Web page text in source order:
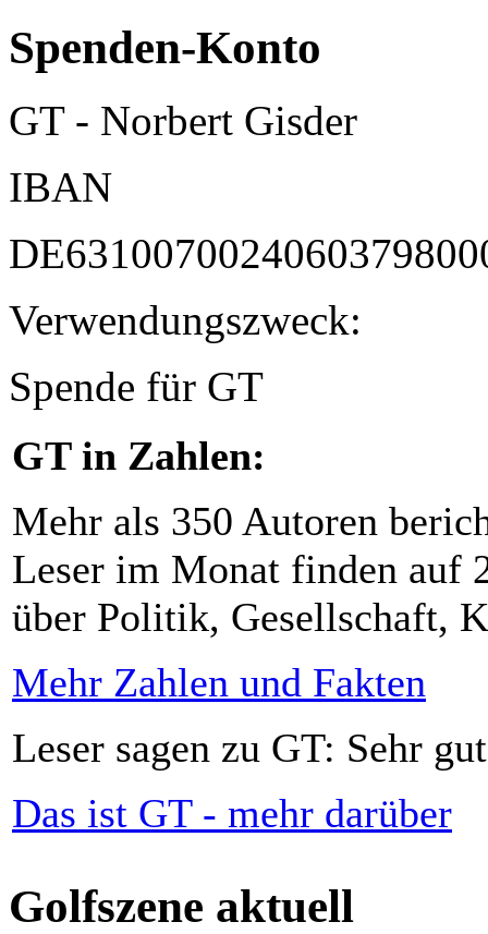
Spenden-Konto
GT - Norbert Gisder
IBAN
Verwendungszweck:
Spende für GT
GT in Zahlen:
Mehr als 350 Autoren
Leser im Monat finden auf
über Politik, Gesellschaft,
Mehr Zahlen und Fakten
Leser sagen zu GT: Sehr
Das ist GT - mehr darüber
Golfszene aktuell